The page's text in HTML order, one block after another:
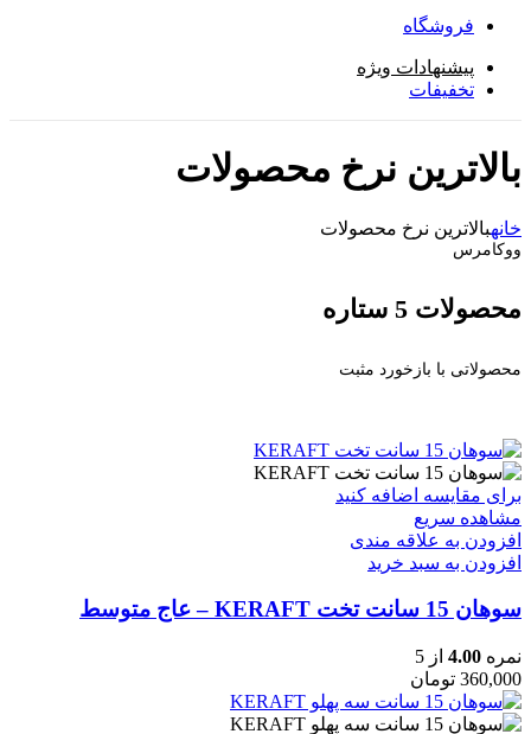
فروشگاه
پیشنهادات ویژه
تخفیفات
بالاترین نرخ محصولات
خانهبالاترین نرخ محصولات
ووکامرس
محصولات 5 ستاره
محصولاتی با بازخورد مثبت
برای مقایسه اضافه کنید
مشاهده سریع
افزودن به علاقه مندی
افزودن به سبد خرید
سوهان 15 سانت تخت KERAFT – عاج متوسط
نمره 4.00 از 5
360,000 تومان